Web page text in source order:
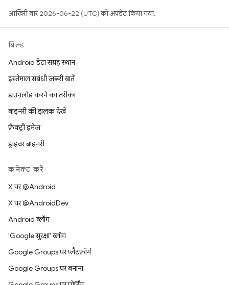
आखिरी बार 2026-06-22 (UTC) को अपडेट किया गया.
बिल्ड
Android डेटा संग्रह स्थान
इस्तेमाल संबंधी ज़रूरी बातें
डाउनलोड करने का तरीका
बाइनरी की झलक देखें
फ़ैक्ट्री इमेज
ड्राइवर बाइनरी
कनेक्ट करें
X पर @Android
X पर @AndroidDev
Android ब्लॉग
'Google सुरक्षा' ब्लॉग
Google Groups पर प्लैटफ़ॉर्म
Google Groups पर बनाना